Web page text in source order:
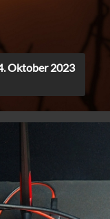
Oktober 2023